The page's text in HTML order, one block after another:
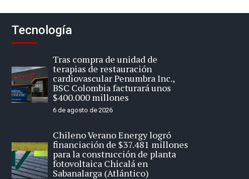
Tecnología
Tras compra de unidad de
terapias de restauración
cardiovascular Penumbra Inc.,
BSC Colombia facturará unos
$400.000 millones
6 de agosto de 2026
Chileno Verano Energy logró
financiación de $37.481 millones
para la construcción de planta
fotovoltaica Chicalá en
Sabanalarga (Atlántico)